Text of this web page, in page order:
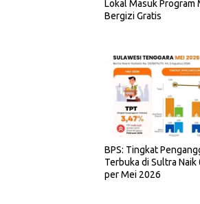
Lokal Masuk Program
Bergizi Gratis
BPS: Tingkat
Terbuka di Sultra Naik
per Mei 2026